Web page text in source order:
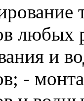
любых
и
-